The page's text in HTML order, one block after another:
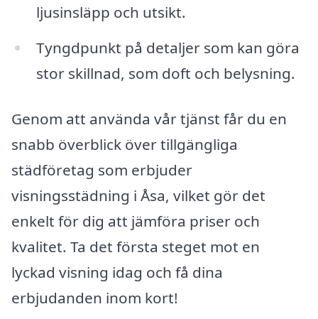
ljusinsläpp och utsikt.
Tyngdpunkt på detaljer som kan göra
stor skillnad, som doft och belysning.
Genom att använda vår tjänst får du en
snabb överblick över tillgängliga
städföretag som erbjuder
visningsstädning i Åsa, vilket gör det
enkelt för dig att jämföra priser och
kvalitet. Ta det första steget mot en
lyckad visning idag och få dina
erbjudanden inom kort!